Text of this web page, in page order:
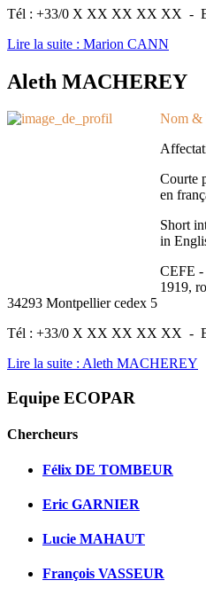
Tél : +33/0 X XX XX XX XX -
Lire la suite : Marion CANN
Aleth MACHEREY
Nom &
Courte
en
Short
in
CEFE -
1919,
34293 Montpellier cedex 5
Tél : +33/0 X XX XX XX XX -
Lire la suite : Aleth MACHEREY
Equipe ECOPAR
Chercheurs
Félix DE TOMBEUR
Eric GARNIER
Lucie MAHAUT
François VASSEUR